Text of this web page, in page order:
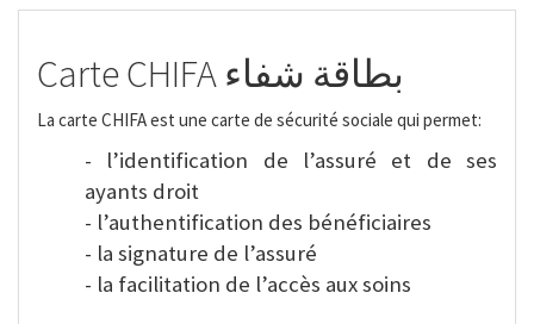
Carte CHIFA بطاقة شفاء
La carte CHIFA est une carte de sécurité sociale qui permet:
- l’identification de l’assuré et de ses
ayants droit
- l’authentification des bénéficiaires
- la signature de l’assuré
- la facilitation de l’accès aux soins